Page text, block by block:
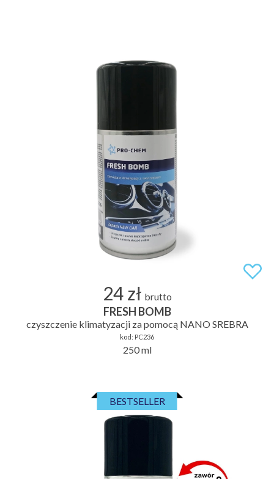
24 zł brutto
FRESH BOMB
czyszczenie klimatyzacji za pomocą NANO SREBRA
kod: PC236
250 ml
BESTSELLER